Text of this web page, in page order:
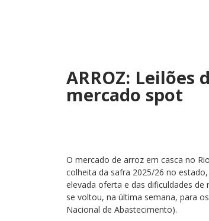
ARROZ: Leilões
mercado spot
O mercado de arroz em casca no
colheita da safra 2025/26 no
elevada oferta e das dificuldades
se voltou, na última semana, para
Nacional de Abastecimento).